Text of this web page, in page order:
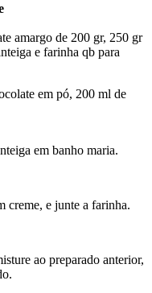
amargo de 200 gr, 250 gr
e farinha qb para
em pó, 200 ml de
em banho maria.
creme, e junte a farinha.
ao preparado anterior,